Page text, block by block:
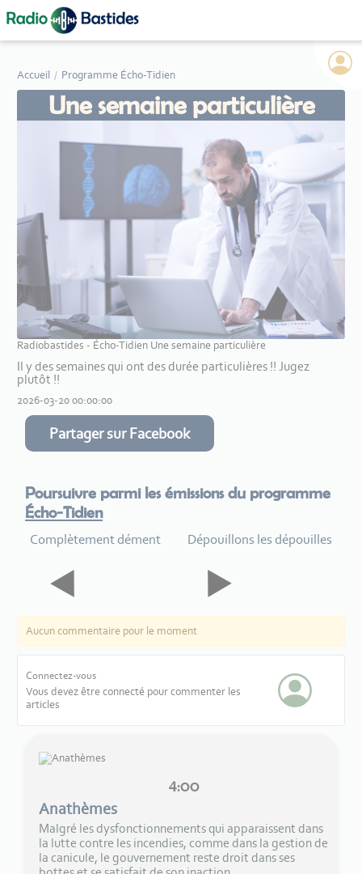
Accueil Programme Écho-Tidien
Une semaine particulière
Radiobastides - Écho-Tidien Une semaine particulière
Il y des semaines qui ont des durée particulières !! Jugez
plutôt !!
2026-03-20 00:00:00
Partager sur Facebook
Poursuivre parmi les émissions du programme
Écho-Tidien
Complètement dément Dépouillons les dépouilles
Aucun commentaire pour le moment
Connectez-vous
Vous devez être connecté pour commenter les
articles
4:00
Anathèmes
Malgré les dysfonctionnements qui apparaissent dans
la lutte contre les incendies, comme dans la gestion de
la canicule, le gouvernement reste droit dans ses
Panneau de gestion des cookies